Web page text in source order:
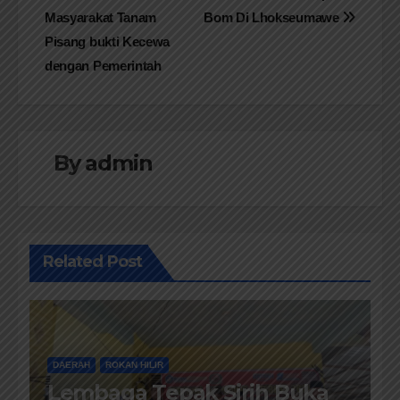
pos
Bom Di Lhokseumawe
Masyarakat Tanam
Pisang bukti Kecewa
dengan Pemerintah
Byadmin
Related Post
DAERAH ROKAN HILIR
Lembaga Tepak Sirih Buka